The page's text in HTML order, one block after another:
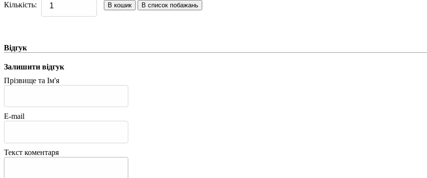
Кількість:
Відгук
Залишити відгук
Прізвище та Ім'я
E-mail
Текст коментаря